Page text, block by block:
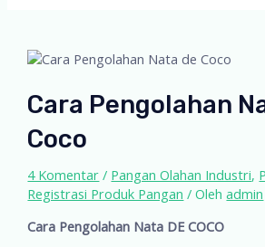
Cara Pengolahan
Coco
4 Komentar / Pangan Olahan Industri,
Registrasi Produk Pangan / Olehadmin
Cara Pengolahan Nata DE COCO